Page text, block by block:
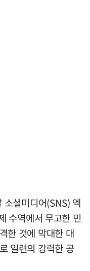
셜미디어(SNS) 엑
수역에서 무고한 민
한 것에 막대한 대
일련의 강력한 공